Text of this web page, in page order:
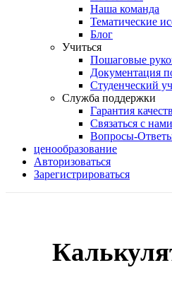
Наша команда
Тематические
Блог
Учиться
Пошаговые
Документация
Студенческий
Служба поддержки
Гарантия
Связаться с нами
Вопросы-
ценообразование
Авторизоваться
Зарегистрироваться